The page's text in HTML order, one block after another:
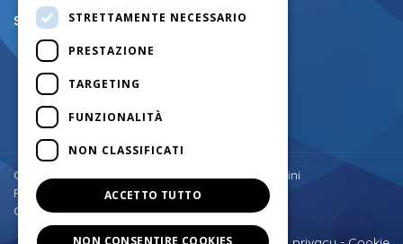
Sede legale e amministrativa:
+39.0457545290
+39.0457545742
amministrazione@mezzicingolati.com
Via Cortine N.1 - 37020
Giare di Sant'Anna D'Alfaedo (VR) - Italy
Torna su
Copyright © Costruzioni Meccaniche F.lli Antolini
P.IVA: 03182100234
Cap.Soc. € 300.000 I.V.
STRETTAMENTE NECESSARIO
PRESTAZIONE
TARGETING
FUNZIONALITÀ
NON CLASSIFICATI
ACCETTO TUTTO
NON CONSENTIRE COOKIES